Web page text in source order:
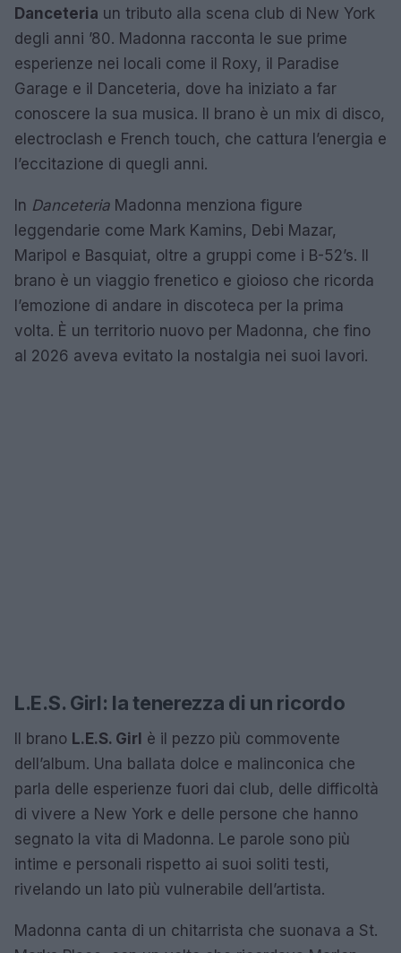
Danceteria un tributo alla scena club di New York
degli anni ’80. Madonna racconta le sue prime
esperienze nei locali come il Roxy, il Paradise
Garage e il Danceteria, dove ha iniziato a far
conoscere la sua musica. Il brano è un mix di disco,
electroclash e French touch, che cattura l’energia e
l’eccitazione di quegli anni.
In Danceteria Madonna menziona figure
leggendarie come Mark Kamins, Debi Mazar,
Maripol e Basquiat, oltre a gruppi come i B-52’s. Il
brano è un viaggio frenetico e gioioso che ricorda
l’emozione di andare in discoteca per la prima
volta. È un territorio nuovo per Madonna, che fino
al 2026 aveva evitato la nostalgia nei suoi lavori.
L.E.S. Girl: la tenerezza di un ricordo
Il brano L.E.S. Girl è il pezzo più commovente
dell’album. Una ballata dolce e malinconica che
parla delle esperienze fuori dai club, delle difficoltà
di vivere a New York e delle persone che hanno
segnato la vita di Madonna. Le parole sono più
intime e personali rispetto ai suoi soliti testi,
rivelando un lato più vulnerabile dell’artista.
Madonna canta di un chitarrista che suonava a St.